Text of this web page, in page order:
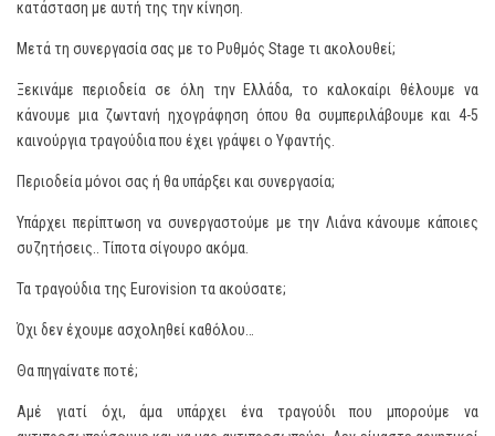
κατάσταση με αυτή της την κίνηση.
Μετά τη συνεργασία σας με το Ρυθμός Stage τι ακολουθεί;
Ξεκινάμε περιοδεία σε όλη την Ελλάδα, το καλοκαίρι θέλουμε να
κάνουμε μια ζωντανή ηχογράφηση όπου θα συμπεριλάβουμε και 4-5
καινούργια τραγούδια που έχει γράψει ο Υφαντής.
Περιοδεία μόνοι σας ή θα υπάρξει και συνεργασία;
Υπάρχει περίπτωση να συνεργαστούμε με την Λιάνα κάνουμε κάποιες
συζητήσεις.. Τίποτα σίγουρο ακόμα.
Τα τραγούδια της Eurovision τα ακούσατε;
Όχι δεν έχουμε ασχοληθεί καθόλου…
Θα πηγαίνατε ποτέ;
Αμέ γιατί όχι, άμα υπάρχει ένα τραγούδι που μπορούμε να